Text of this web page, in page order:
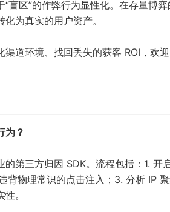
“盲区”的作弊行为显性化。在存量博
为真实的用户资产。
渠道环境、找回丢失的获客 ROI，欢
为？
的第三方归因 SDK。流程包括：1.
背物理常识的点击注入；3. 分析 IP
。